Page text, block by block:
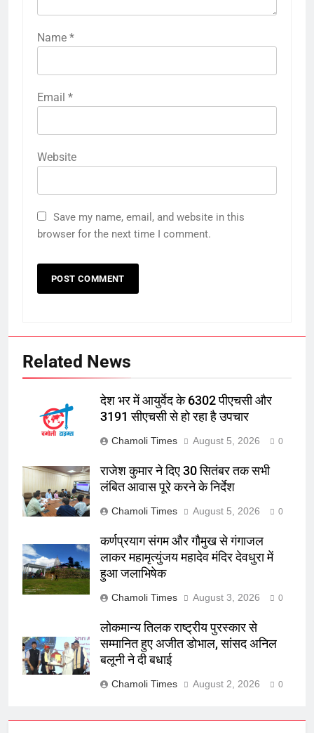
Name *
Email *
Website
Save my name, email, and website in this
browser for the next time I comment.
Related News
देश भर में आयुर्वेद के 6302 पीएचसी और
3191 सीएचसी से हो रहा है उपचार
Chamoli Times August 5, 2026 0
राजेश कुमार ने दिए 30 सितंबर तक सभी
लंबित आवास पूरे करने के निर्देश
Chamoli Times August 5, 2026 0
कर्णप्रयाग संगम और गौमुख से गंगाजल
लाकर महामृत्युंजय महादेव मंदिर देवधुरा में
हुआ जलाभिषेक
Chamoli Times August 3, 2026 0
लोकमान्य तिलक राष्ट्रीय पुरस्कार से
सम्मानित हुए अजीत डोभाल, सांसद अनिल
बलूनी ने दी बधाई
Chamoli Times August 2, 2026 0